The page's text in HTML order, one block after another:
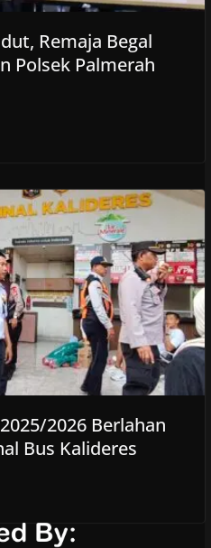
Remaja Begal
Polsek Palmerah
2026 Berlahan
Bus Kalideres